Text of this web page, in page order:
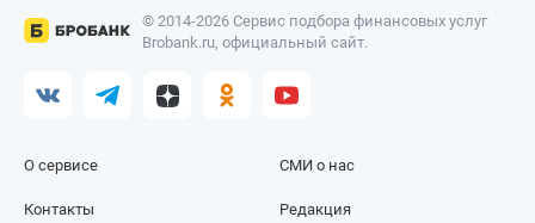
© 2014-2026 Сервис подбора финансовых услуг
Brobank.ru, официальный сайт.
О сервисе
Контакты
СМИ о нас
Редакция